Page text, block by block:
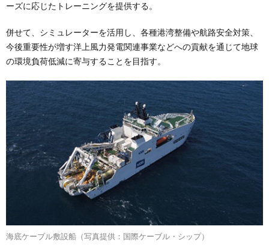
ーズに応じたトレーニングを提供する。
併せて、シミュレーターを活用し、各種港湾整備や航路安全対策、
今後重要性が増す洋上風力発電関連事業などへの貢献を通じて地球
の環境負荷低減に寄与することを目指す。
海底ケーブル敷設船（写真提供：国際ケーブル・シップ）